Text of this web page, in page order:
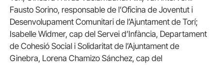
Fausto Sorino, responsable de l’Oficina de Joventut i
Desenvolupament Comunitari de l’Ajuntament de Torí;
Isabelle Widmer, cap del Servei d’Infància, Departament
de Cohesió Social i Solidaritat de l’Ajuntament de
Ginebra, Lorena Chamizo Sánchez, cap del